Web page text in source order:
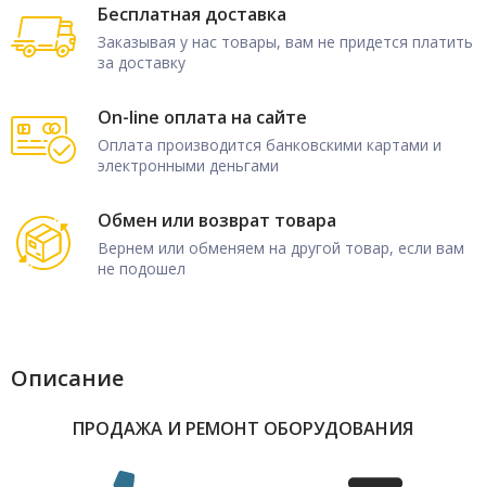
Бесплатная доставка
Заказывая у нас товары, вам не придется платить
за доставку
On-line оплата на сайте
Оплата производится банковскими картами и
электронными деньгами
Обмен или возврат товара
Вернем или обменяем на другой товар, если вам
не подошел
Описание
ПРОДАЖА И РЕМОНТ ОБОРУДОВАНИЯ